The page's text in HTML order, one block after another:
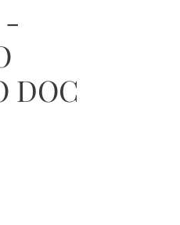
-
DOC